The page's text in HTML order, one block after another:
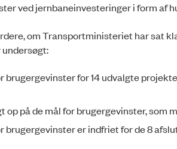
ved jernbaneinvesteringer i form af
om Transportministeriet har sat
for 14 udvalgte
på de mål for brugergevinster,
er indfriet for de 8